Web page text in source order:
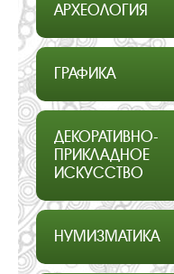
АРХЕОЛОГИЯ
ГРАФИКА
ДЕКОРАТИВНО-
ПРИКЛАДНОЕ
ИСКУССТВО
НУМИЗМАТИКА